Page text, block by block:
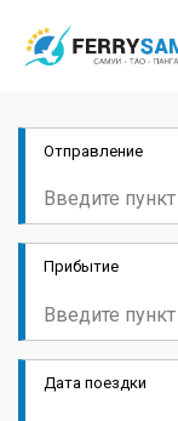
Отправление
Прибытие
Дата поездки